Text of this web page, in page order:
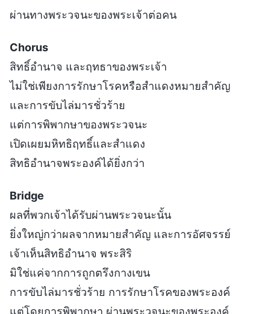
ผ่านทางพระวจนะของพระเจ้าต่อคน
Chorus
สิทธิ์อำนาจ และฤทธาของพระเจ้า
ไม่ใช่เพียงการรักษาโรคหรือสำแดงหมายสำคัญ
และการขับไล่มารชั่วร้าย
แต่การพิพากษาของพระวจนะ
เปิดเผยมหิทธิฤทธิ์และสำแดง
สิทธิอำนาจพระองค์ได้ยิ่งกว่า
Bridge
ผลที่พวกเจ้าได้รับผ่านพระวจนะนั้น
ยิ่งใหญ่กว่าผลจากหมายสำคัญ และการอัศจรรย์
เจ้าเห็นสิทธิอำนาจ พระสิริ
มิใช่แค่จากการถูกตรึงกางเขน
การขับไล่มารชั่วร้าย การรักษาโรคของพระองค์
แต่โดยการพิพากษา ผ่านพระวจนะของพระองค์